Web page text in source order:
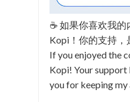
☕ 如果你喜欢我
Kopi！你的支持，
If you enjoyed the
Kopi! Your support
you for keeping